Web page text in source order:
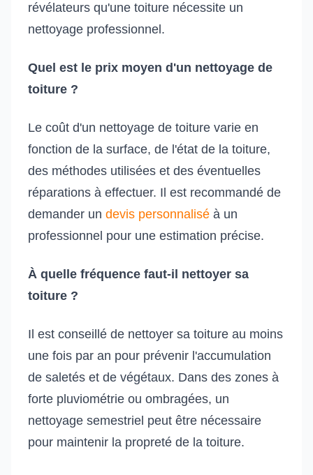
révélateurs qu'une toiture nécessite un
nettoyage professionnel.
Quel est le prix moyen d'un nettoyage de
toiture ?
Le coût d'un nettoyage de toiture varie en
fonction de la surface, de l'état de la toiture,
des méthodes utilisées et des éventuelles
réparations à effectuer. Il est recommandé de
demander un devis personnalisé à un
professionnel pour une estimation précise.
À quelle fréquence faut-il nettoyer sa
toiture ?
Il est conseillé de nettoyer sa toiture au moins
une fois par an pour prévenir l'accumulation
de saletés et de végétaux. Dans des zones à
forte pluviométrie ou ombragées, un
nettoyage semestriel peut être nécessaire
pour maintenir la propreté de la toiture.